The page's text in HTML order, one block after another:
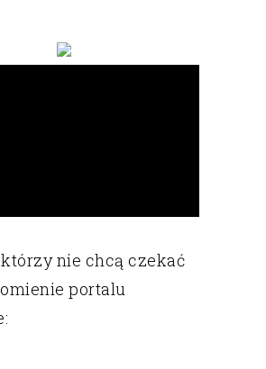
nie chcą czekać
portalu